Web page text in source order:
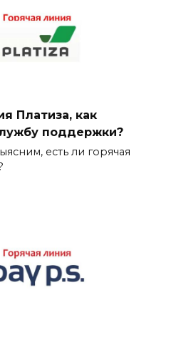
Платиза, как
поддержки?
есть ли горячая